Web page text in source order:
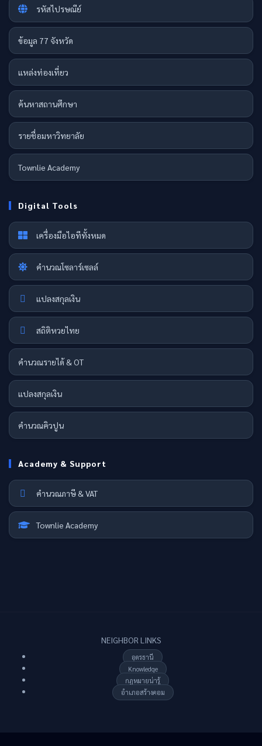
รหัสไปรษณีย์
ข้อมูล 77 จังหวัด
แหล่งท่องเที่ยว
ค้นหาสถานศึกษา
รายชื่อมหาวิทยาลัย
Townlie Academy
Digital Tools
เครื่องมือไอทีทั้งหมด
คำนวณโซลาร์เซลล์
แปลงสกุลเงิน
สถิติหวยไทย
คำนวณรายได้ & OT
แปลงสกุลเงิน
คำนวณคิวปูน
Academy & Support
คำนวณภาษี & VAT
Townlie Academy
NEIGHBOR LINKS
อุดรธานี
Knowledge
กฏหมายน่ารู้
อำเภอสร้างคอม